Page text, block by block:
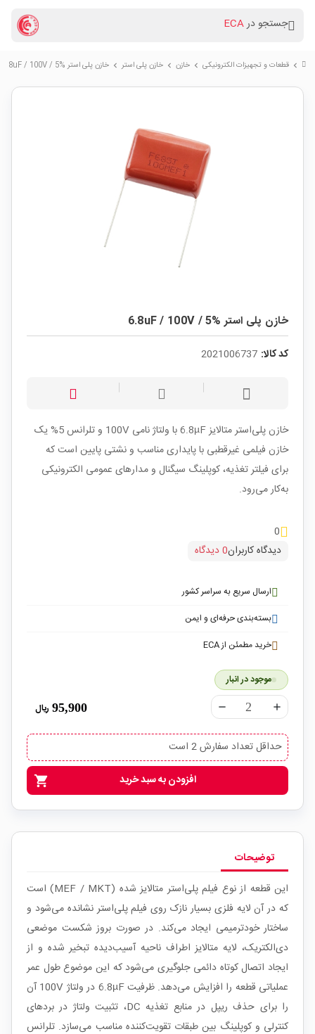
جستجو درECA
chevron_right قطعات و تجهیزات الکترونیکی chevron_right خازن chevron_right خازن پلی استر chevron_right خازن پلی استر 6.8uF / 100V / 5%
خازن پلی استر 6.8uF / 100V / 5%
کد کالا: 2021006737
خازن پلی‌استر متالایز 6.8µF با ولتاژ نامی 100V و تلرانس 5% یک
خازن فیلمی غیرقطبی با پایداری مناسب و نشتی پایین است که
برای فیلتر تغذیه، کوپلینگ سیگنال و مدارهای عمومی الکترونیکی
به‌کار می‌رود.
0
دیدگاه کاربران0 دیدگاه
ارسال سریع به سراسر کشور
بسته‌بندی حرفه‌ای و ایمن
خرید مطمئن از ECA
موجود در انبار
remove add
95,900 ریال
حداقل تعداد سفارش 2 است
shopping_cart افزودن به سبد خرید
توضیحات
این قطعه از نوع فیلم پلی‌استر متالایز شده (MEF / MKT) است
که در آن لایه فلزی بسیار نازک روی فیلم پلی‌استر نشانده می‌شود و
ساختار خودترمیمی ایجاد می‌کند. در صورت بروز شکست موضعی
دی‌الکتریک، لایه متالایز اطراف ناحیه آسیب‌دیده تبخیر شده و از
ایجاد اتصال کوتاه دائمی جلوگیری می‌شود که این موضوع طول عمر
عملیاتی قطعه را افزایش می‌دهد. ظرفیت 6.8µF در ولتاژ 100V آن
را برای حذف ریپل در منابع تغذیه DC، تثبیت ولتاژ در بردهای
کنترلی و کوپلینگ بین طبقات تقویت‌کننده مناسب می‌سازد. تلرانس